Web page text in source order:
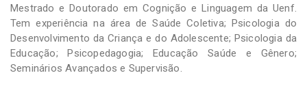
Mestrado e Doutorado em Cognição e Linguagem da Uenf.
Tem experiência na área de Saúde Coletiva; Psicologia do
Desenvolvimento da Criança e do Adolescente; Psicologia da
Educação; Psicopedagogia; Educação Saúde e Gênero;
Seminários Avançados e Supervisão.